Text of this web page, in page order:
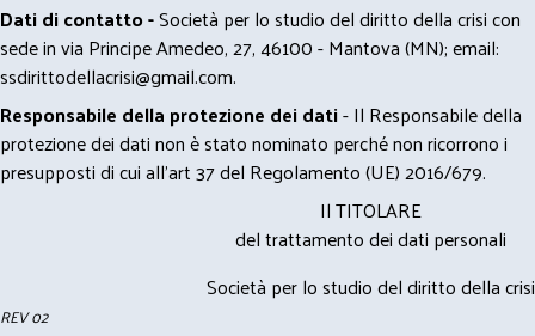
Dati di contatto -Società per lo studio del diritto della crisi con
sede in via Principe Amedeo, 27, 46100 - Mantova (MN); email:
ssdirittodellacrisi@gmail.com.
Responsabile della protezione dei dati- Il Responsabile della
protezione dei dati non è stato nominato perché non ricorrono i
presupposti di cui all’art 37 del Regolamento (UE) 2016/679.
Il TITOLARE
del trattamento dei dati personali
Società per lo studio del diritto della crisi
REV 02